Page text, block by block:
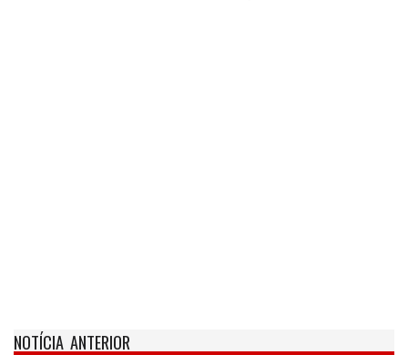
NOTÍCIA ANTERIOR